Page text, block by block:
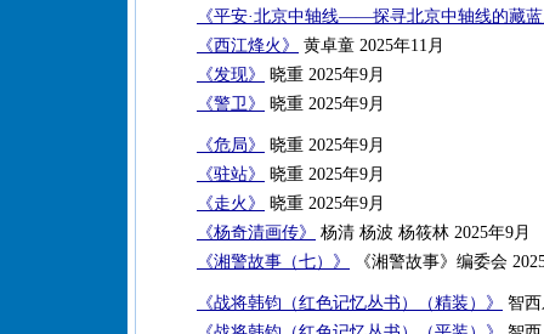
《平安·北京中轴线——探寻北京中轴线的藏
《西江烽火》
黄卓童 2025年11月
《发现》
晓重 2025年9月
《警卫》
晓重 2025年9月
《危局》
晓重 2025年9月
《驻站》
晓重 2025年9月
《走火》
晓重 2025年9月
《杨奇清画传》
杨清 杨波 杨筱林 2025年9月
《湘警故事（七）》
《湘警故事》编委会
《战将韩钧（红色记忆丛书）（精装）》
智西